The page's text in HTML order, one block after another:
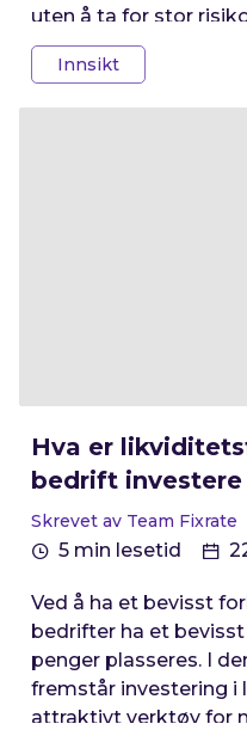
uten å ta for stor
risiko enn
aksjefond. Det
av risikoskalaen. I
Innsikt
Hva er
bedrift
Skrevet av Team Fixrate
5 min lesetid
Ved å ha et bevisst
bedrifter ha et
penger plasseres. I
fremstår investering
attraktivt verktøy for